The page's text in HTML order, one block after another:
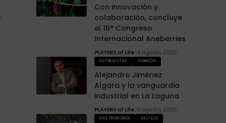
Con innovación y
colaboración, concluye
el 16° Congreso
Internacional Aneberries
PLAYERS of Life 4 agosto, 2026
ENTREVISTAS TORREÓN
Alejandro Jiménez
Algara y la vanguardia
industrial en La Laguna
PLAYERS of Life 3 agosto, 2026
GASTRONOMÍA SALTILLO